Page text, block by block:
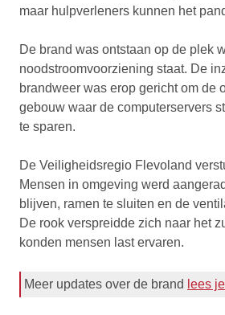
maar hulpverleners kunnen het
De brand was ontstaan op de plek
noodstroomvoorziening staat. De
brandweer was erop gericht om de
gebouw waar de computerservers
te sparen.
De Veiligheidsregio Flevoland
Mensen in omgeving werd
blijven, ramen te sluiten en de
De rook verspreidde zich naar het
konden mensen last ervaren.
Meer updates over de brand lees